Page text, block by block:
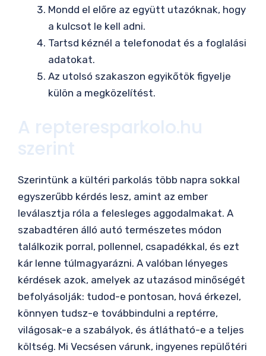
Mondd el előre az együtt utazóknak, hogy
a kulcsot le kell adni.
Tartsd kéznél a telefonodat és a foglalási
adatokat.
Az utolsó szakaszon egyikőtök figyelje
külön a megközelítést.
A repteresparkolo.hu
szerint
Szerintünk a kültéri parkolás több napra sokkal
egyszerűbb kérdés lesz, amint az ember
leválasztja róla a felesleges aggodalmakat. A
szabadtéren álló autó természetes módon
találkozik porral, pollennel, csapadékkal, és ezt
kár lenne túlmagyarázni. A valóban lényeges
kérdések azok, amelyek az utazásod minőségét
befolyásolják: tudod-e pontosan, hová érkezel,
könnyen tudsz-e továbbindulni a reptérre,
világosak-e a szabályok, és átlátható-e a teljes
költség. Mi Vecsésen várunk, ingyenes repülőtéri